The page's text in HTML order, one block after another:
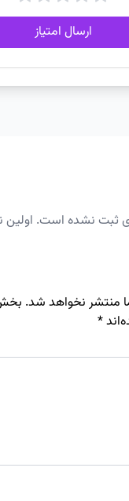
ارسال امتیاز
ثبت نشده است. اولین
منتشر نخواهد شد.
*